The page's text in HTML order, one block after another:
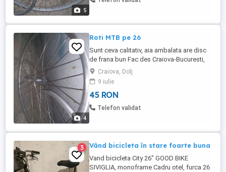
5
4
Roti MTB pe 26
Sunt ceva calitativ, aia ambalata are disc
de frana bun Fac des Craiova-Bucuresti,
pot aduce daca va interesează.
Craiova, Dolj
9 iulie
45 RON
Telefon validat
3 Vând bicicleta în stare foarte buna
Vand bicicleta City 26" GOOD BIKE
SIVIGLIA, monoframe Cadru otel, furca 26